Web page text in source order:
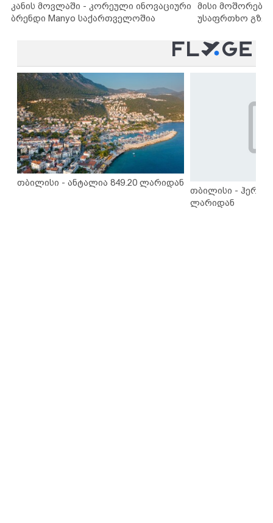
კანის მოვლაში - კორეული ინოვაციური
ბრენდი Manyo საქართველოშია
მისი
უსაფრთხო
თბილისი - ანტალია 849.20 ლარიდან
თბილისი -
ლარიდან